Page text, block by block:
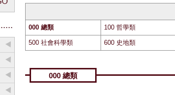
000 總類 100 哲學類
500 社會科學類 600 史地類
000 總類